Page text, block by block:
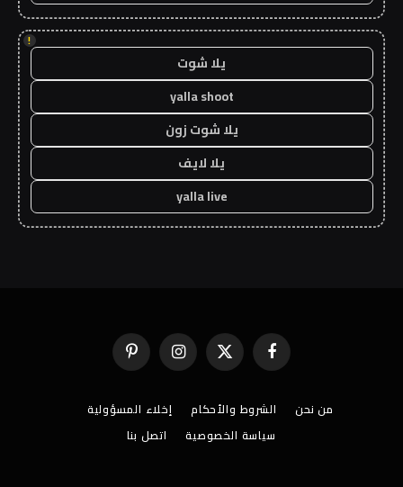
!
يلا شوت
yalla shoot
يلا شوت زون
يلا لايف
yalla live
فيسبوك X
(Twitter)
الانستغرامبينتيريست
من نحن الشروط والأحكام
إخلاء المسؤولية
سياسة الخصوصية
اتصل بنا